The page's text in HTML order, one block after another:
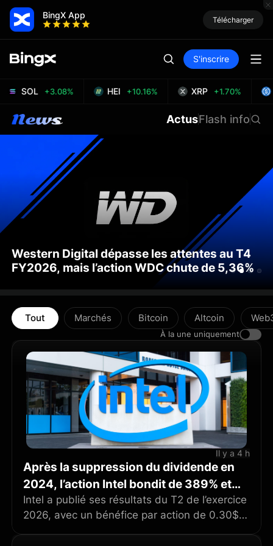
BingX App Télécharger
S'inscrire
SOL +3.08% HEI +10.16% XRP +1.70%
ActusFlash info
Western Digital dépasse les attentes au T4
FY2026, mais l’action WDC chute de 5,36%
Tout Marchés Bitcoin Altcoin
À la une uniquement
Après la suppression du dividende en
2024, l’action Intel bondit de 389% et
les investisseurs en réclament le retour
Intel a publié ses résultats du T2 de l’exercice
2026, avec un bénéfice par action de 0.30$
Il y a 4 h